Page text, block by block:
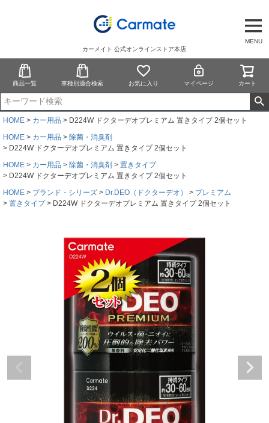
MENU
カーメイト 公式オンラインストア本店
商品一覧 車種別適合検索 お気に入り マイページ カート
HOME カー用品
D224W ドクターデオプレミアム 置きタイプ 2個セット
HOME
カー用品
除菌・消臭剤
D224W ドクターデオプレミアム 置きタイプ 2個セット
HOME
カー用品 除菌・消臭剤
置きタイプ
D224W ドクターデオプレミアム 置きタイプ 2個セット
HOME
ブランド・シリーズ Dr.DEO（ドクターデオ）
プレミアム
置きタイプ
D224W ドクターデオプレミアム 置きタイプ 2個セット